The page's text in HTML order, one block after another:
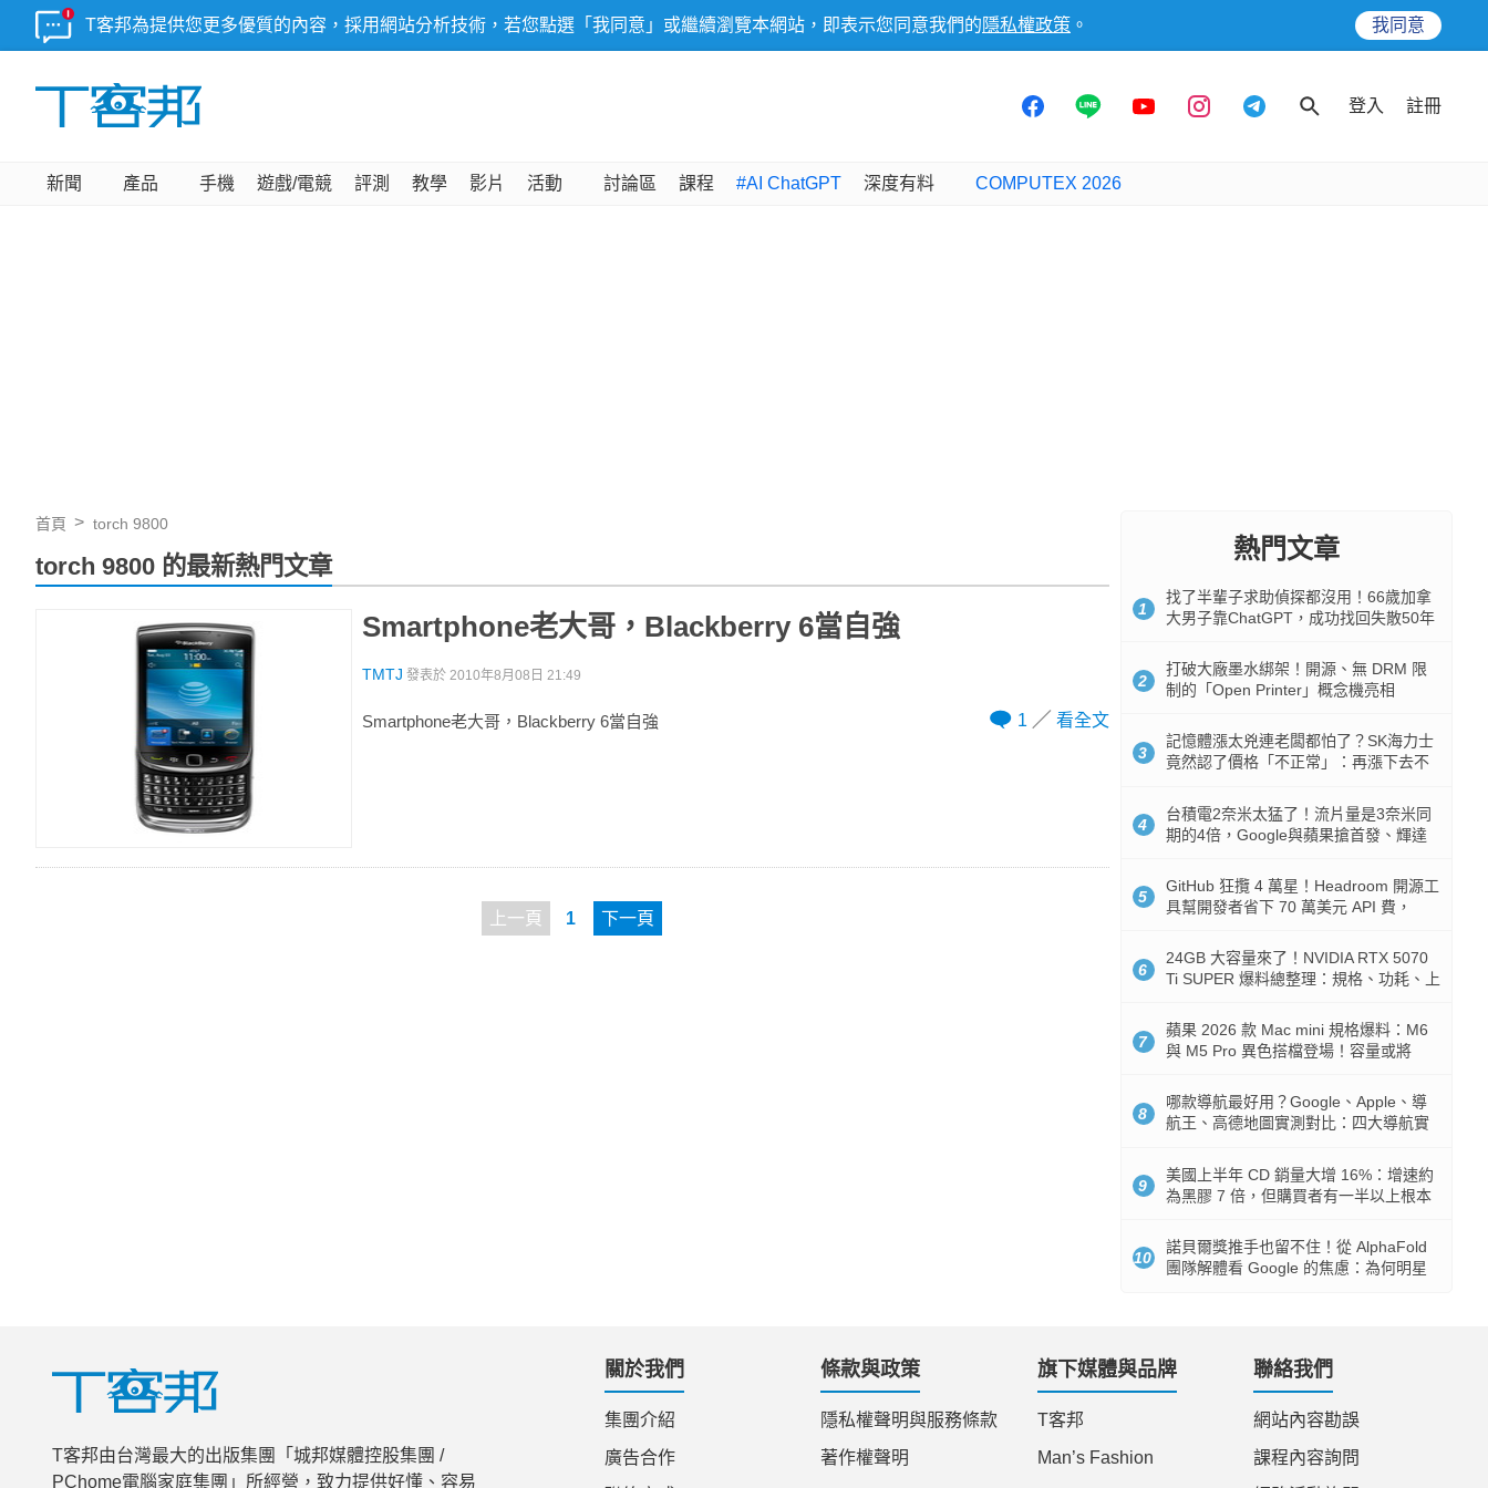
T客邦為提供您更多優質的內容，採用網站分析技術，若您點選「我同意」或繼續瀏覽本網站，即表示您同意我們的 隱私權政策 。 我同意
登入 註冊
新聞 產品 手機 遊戲/電競 評測 教學 影片 活動 討論區 課程 #AI ChatGPT 深度有料 COMPUTEX 2026
首頁 torch 9800
torch 9800 的最新熱門文章
Smartphone老大哥，Blackberry 6當自強
TMTJ 發表於 2010年8月08日 21:49
Smartphone老大哥，Blackberry 6當自強 1 看全文
上一頁 1 下一頁
熱門文章
1
找了半輩子求助偵探都沒用！66歲加拿
大男子靠ChatGPT，成功找回失散50年
2
打破大廠墨水綁架！開源、無 DRM 限
制的「Open Printer」概念機亮相
3
記憶體漲太兇連老闆都怕了？SK海力士
竟然認了價格「不正常」：再漲下去不
4
台積電2奈米太猛了！流片量是3奈米同
期的4倍，Google與蘋果搶首發、輝達
5
GitHub 狂攬 4 萬星！Headroom 開源工
具幫開發者省下 70 萬美元 API 費，
6
24GB 大容量來了！NVIDIA RTX 5070
Ti SUPER 爆料總整理：規格、功耗、上
7
蘋果 2026 款 Mac mini 規格爆料：M6
與 M5 Pro 異色搭檔登場！容量或將
8
哪款導航最好用？Google、Apple、導
航王、高德地圖實測對比：四大導航實
9
美國上半年 CD 銷量大增 16%：增速約
為黑膠 7 倍，但購買者有一半以上根本
10
諾貝爾獎推手也留不住！從 AlphaFold
團隊解體看 Google 的焦慮：為何明星
T客邦由台灣最大的出版集團「城邦媒體控股集團 /
PChome電腦家庭集團」所經營，致力提供好懂、容易
關於我們
集團介紹
廣告合作
條款與政策
隱私權聲明與服務條款
著作權聲明
旗下媒體與品牌
T客邦
Man’s Fashion
聯絡我們
網站內容勘誤
課程內容詢問